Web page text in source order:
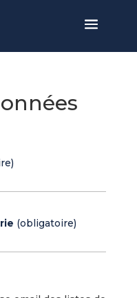
(obligatoire)